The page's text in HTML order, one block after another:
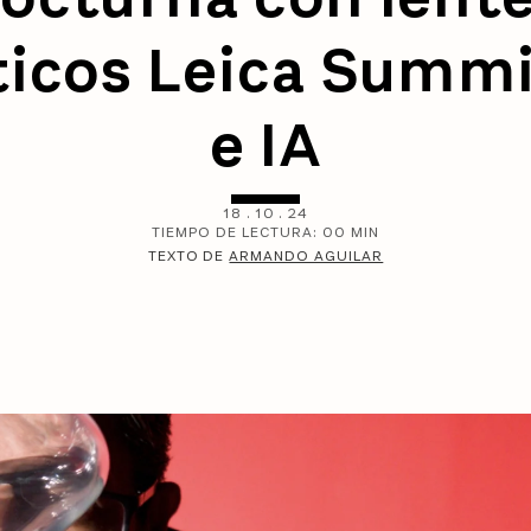
Leica
e IA
18 . 10 . 24
TIEMPO DE LECTURA: 00 MIN
TEXTO DEARMANDO AGUILAR